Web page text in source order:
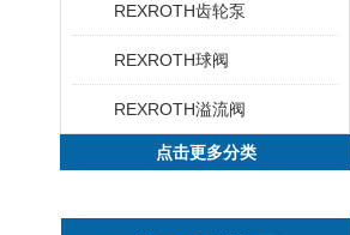
REXROTH齿轮泵
REXROTH球阀
REXROTH溢流阀
点击更多分类